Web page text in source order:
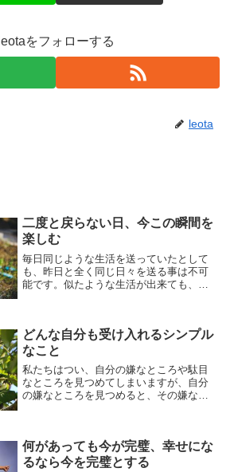
leotaをフォローする
leota
二度と戻らない日、今この瞬間を
楽しむ
毎日同じような生活を送っていたとして
も、昨日と全く同じ日々を送る事は不可
能です。似たような生活が出来ても、細
思考を反すうする毎日を送...
どんな自分も受け入れるシンプル
なこと
私たちはつい、自分の嫌なところや駄目
なところを見つめてしまいますが、自分
の嫌なところを見つめると、その嫌なと
うするほど自分の苦手なと...
何があっても今が完璧、幸せにな
るなら今を完璧とする